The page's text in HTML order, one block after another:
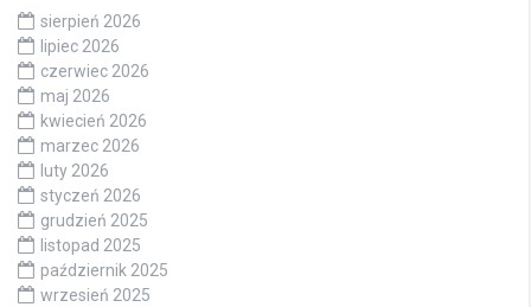
sierpień 2026
lipiec 2026
czerwiec 2026
maj 2026
kwiecień 2026
marzec 2026
luty 2026
styczeń 2026
grudzień 2025
listopad 2025
październik 2025
wrzesień 2025